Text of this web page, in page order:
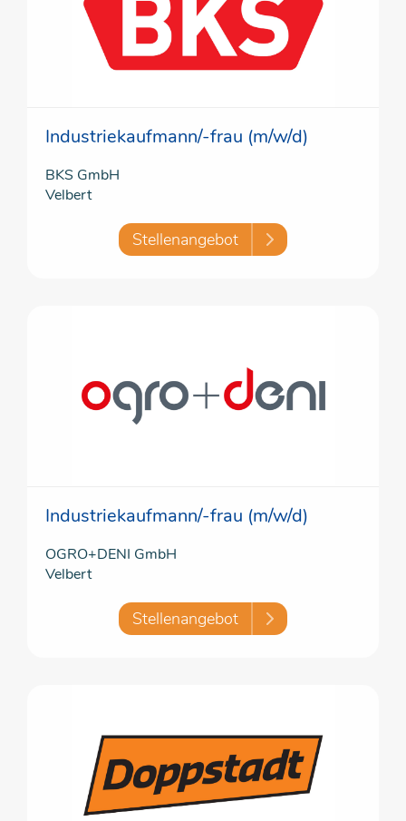
Industriekaufmann/-frau (m/w/d)
BKS GmbH
Velbert
Stellenangebot
Industriekaufmann/-frau (m/w/d)
OGRO+DENI GmbH
Velbert
Stellenangebot